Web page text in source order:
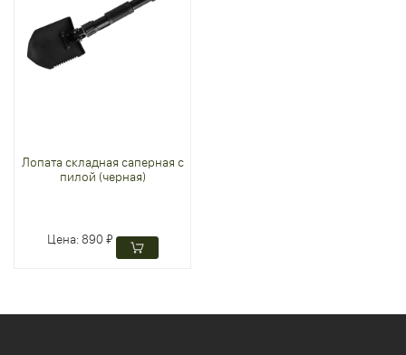
Лопата складная саперная с
пилой (черная)
Цена:890 ₽